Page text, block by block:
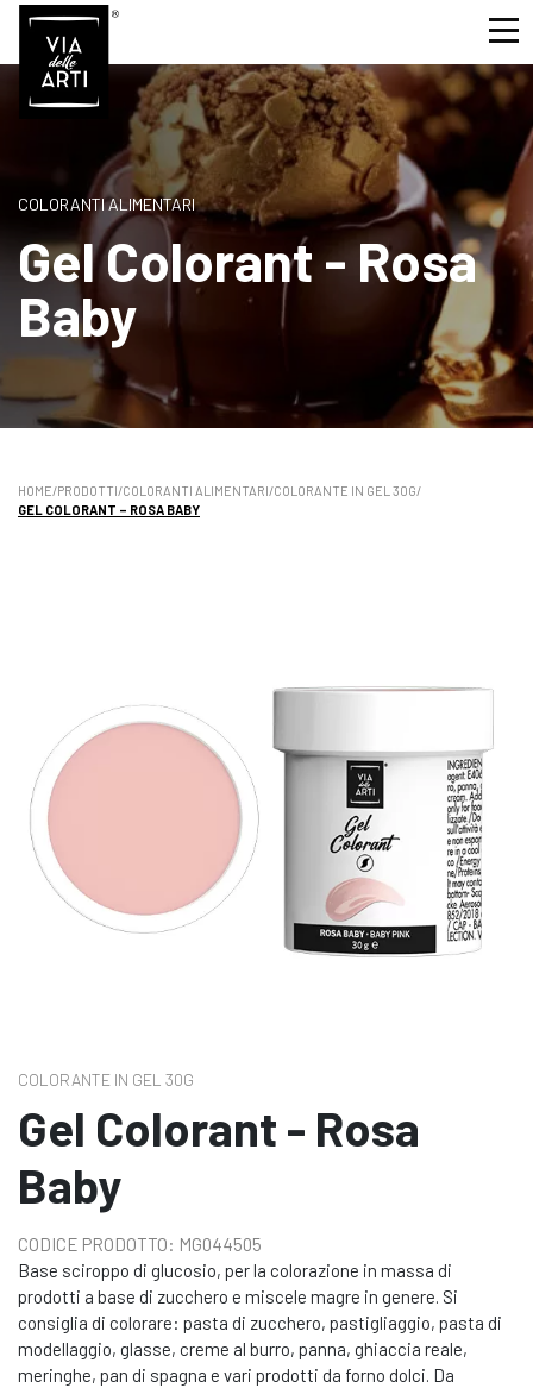
COLORANTI ALIMENTARI
Gel Colorant - Rosa
Baby
HOME/PRODOTTI/COLORANTI ALIMENTARI/COLORANTE IN GEL 30G/
GEL COLORANT – ROSA BABY
COLORANTE IN GEL 30G
Gel Colorant - Rosa
Baby
CODICE PRODOTTO: MG044505
Base sciroppo di glucosio, per la colorazione in massa di
prodotti a base di zucchero e miscele magre in genere. Si
consiglia di colorare: pasta di zucchero, pastigliaggio, pasta di
modellaggio, glasse, creme al burro, panna, ghiaccia reale,
meringhe, pan di spagna e vari prodotti da forno dolci. Da